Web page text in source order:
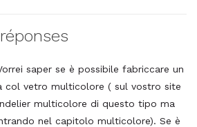
saper se è possibile fabriccare un
col vetro multicolore ( sul vostro site
multicolore di questo tipo ma
nel capitolo multicolore). Se è